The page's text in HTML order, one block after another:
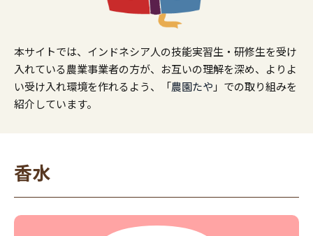
本サイトでは、インドネシア人の技能実習生・研修生を受け
入れている農業事業者の方が、お互いの理解を深め、よりよ
い受け入れ環境を作れるよう、「農園たや 」での取り組みを
紹介しています。
香水